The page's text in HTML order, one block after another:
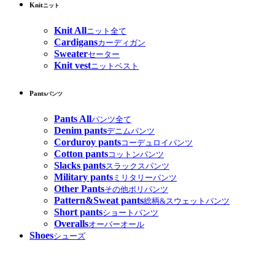
Knitニット
Knit Allニット全て
Cardigansカーディガン
Sweaterセーター
Knit vestニットベスト
Pantsパンツ
Pants Allパンツ全て
Denim pantsデニムパンツ
Corduroy pantsコーデュロイパンツ
Cotton pantsコットンパンツ
Slacks pantsスラックスパンツ
Military pants ミリタリーパンツ
Other Pantsその他ポリパンツ
Pattern&Sweat pants総柄&スウェットパンツ
Short pantsショートパンツ
Overallsオーバーオール
Shoesシューズ